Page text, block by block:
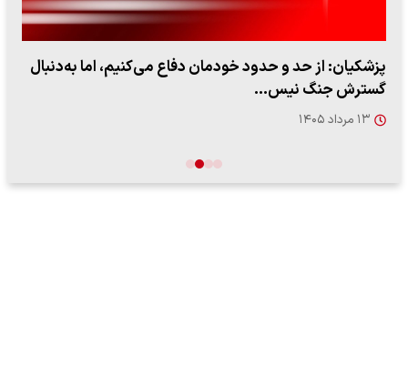
پزشکیان: از حد و حدود خودمان دفاع می‌کنیم، اما به‌دنبال
گسترش جنگ نیس…
۱۳ مرداد ۱۴۰۵